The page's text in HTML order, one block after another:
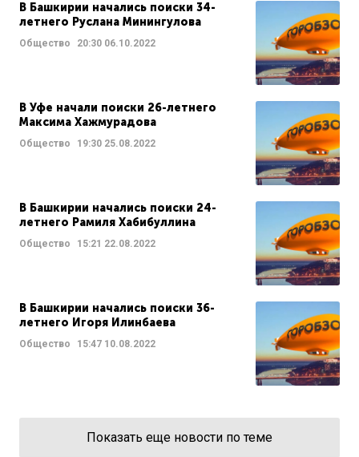
В Башкирии начались поиски 34-
летнего Руслана Минингулова
Общество 20:30 06.10.2022
В Уфе начали поиски 26-летнего
Максима Хажмурадова
Общество 19:30 25.08.2022
В Башкирии начались поиски 24-
летнего Рамиля Хабибуллина
Общество 15:21 22.08.2022
В Башкирии начались поиски 36-
летнего Игоря Илинбаева
Общество 15:47 10.08.2022
Показать еще новости по теме